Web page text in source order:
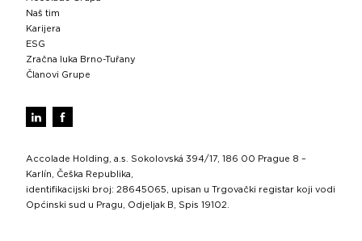
Naš tim
Karijera
ESG
Zračna luka Brno-Tuřany
Članovi Grupe
Accolade Holding, a.s. Sokolovská 394/17, 186 00 Prague 8 –
Karlín, Češka Republika,
identifikacijski broj: 28645065, upisan u Trgovački registar koji vodi
Općinski sud u Pragu, Odjeljak B, Spis 19102.